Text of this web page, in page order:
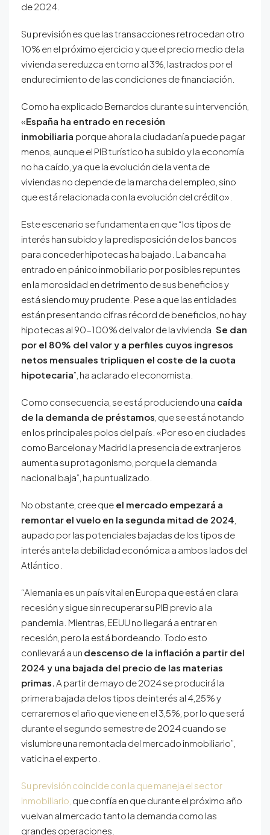
de 2024.
Su previsión es que las transacciones retrocedan otro
10% en el próximo ejercicio y que el precio medio de la
vivienda se reduzca en torno al 3%, lastrados por el
endurecimiento de las condiciones de financiación.
Como ha explicado Bernardos durante su intervención,
«España ha entrado en recesión
inmobiliaria porque ahora la ciudadanía puede pagar
menos, aunque el PIB turístico ha subido y la economía
no ha caído, ya que la evolución de la venta de
viviendas no depende de la marcha del empleo, sino
que está relacionada con la evolución del crédito».
Este escenario se fundamenta en que “los tipos de
interés han subido y la predisposición de los bancos
para conceder hipotecas ha bajado. La banca ha
entrado en pánico inmobiliario por posibles repuntes
en la morosidad en detrimento de sus beneficios y
está siendo muy prudente. Pese a que las entidades
están presentando cifras récord de beneficios, no hay
hipotecas al 90-100% del valor de la vivienda. Se dan
por el 80% del valor y a perfiles cuyos ingresos
netos mensuales tripliquen el coste de la cuota
hipotecaria”, ha aclarado el economista.
Como consecuencia, se está produciendo una caída
de la demanda de préstamos , que se está notando
en los principales polos del país. «Por eso en ciudades
como Barcelona y Madrid la presencia de extranjeros
aumenta su protagonismo, porque la demanda
nacional baja”, ha puntualizado.
No obstante, cree que el mercado empezará a
remontar el vuelo en la segunda mitad de 2024
aupado por las potenciales bajadas de los tipos de
interés ante la debilidad económica a ambos lados del
Atlántico.
“Alemania es un país vital en Europa que está en clara
recesión y sigue sin recuperar su PIB previo a la
pandemia. Mientras, EEUU no llegará a entrar en
recesión, pero la está bordeando. Todo esto
conllevará a un descenso de la inflación a partir del
2024 y una bajada del precio de las materias
primas.A partir de mayo de 2024 se producirá la
primera bajada de los tipos de interés al 4,25% y
cerraremos el año que viene en el 3,5%, por lo que será
durante el segundo semestre de 2024 cuando se
vislumbre una remontada del mercado inmobiliario”,
vaticina el experto.
Su previsión coincide con la que maneja el sector
inmobiliario, que confía en que durante el próximo año
vuelvan al mercado tanto la demanda como las
grandes operaciones.